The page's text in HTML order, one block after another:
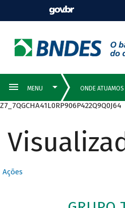
Z7_7QGCHA41L0RP906P422Q9Q0J64
Ações